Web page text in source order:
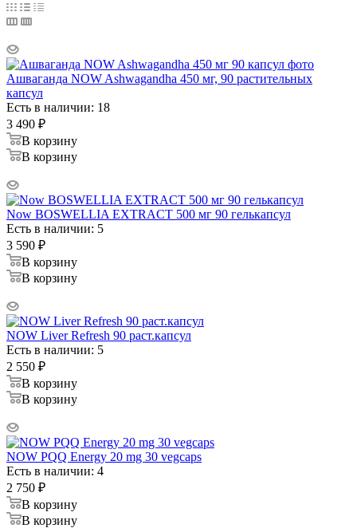
Ашваганда NOW Ashwagandha 450 мг, 90 растительных
капсул
Есть в наличии: 18
3 490 ₽
В корзину
В корзину
Now BOSWELLIA EXTRACT 500 мг 90 гелькапсул
Есть в наличии: 5
3 590 ₽
В корзину
В корзину
NOW Liver Refresh 90 раст.капсул
Есть в наличии: 5
2 550 ₽
В корзину
В корзину
NOW PQQ Energy 20 mg 30 vegcaps
Есть в наличии: 4
2 750 ₽
В корзину
В корзину